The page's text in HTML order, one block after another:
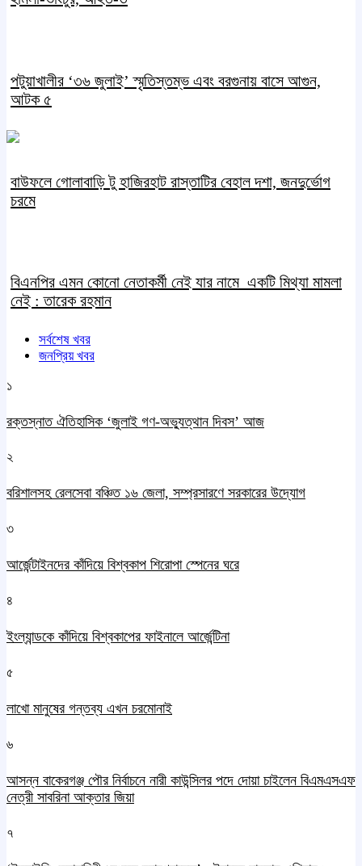
পটুয়াখালীর ‘৩৬ জুলাই’ স্মৃতিস্তম্ভ এবং বরগুনায় বাসে আগুন,
আটক ৫
বাউফলে গোলাবাড়ি টু হাজিরহাট রাস্তাটির বেহাল দশা, জনদুর্ভোগ
চরমে
বিএনপির এমন কোনো নেতাকর্মী নেই যার নামে একটি মিথ্যা মামলা
নেই : তারেক রহমান
সর্বশেষ খবর
জনপ্রিয় খবর
১
রক্তস্নাত ঐতিহাসিক ‌‘জুলাই গণ-অভ্যুত্থান দিবস’ আজ
২
বরিশালসহ রেলসেবা বঞ্চিত ১৬ জেলা, সম্প্রসারণে সরকারের উদ্যোগ
৩
আর্জেন্টাইনদের কাঁদিয়ে বিশ্বকাপ শিরোপা স্পেনের ঘরে
৪
ইংল্যান্ডকে কাঁদিয়ে বিশ্বকাপের ফাইনালে আর্জেন্টিনা
৫
লাখো মানুষের গন্তব্য এখন চরমোনাই
৬
আসন্ন বাকেরগঞ্জ পৌর নির্বাচনে নারী কাউন্সিলর পদে দোয়া চাইলেন বিএমএসএফ
নেত্রী সাবরিনা আক্তার জিয়া
৭